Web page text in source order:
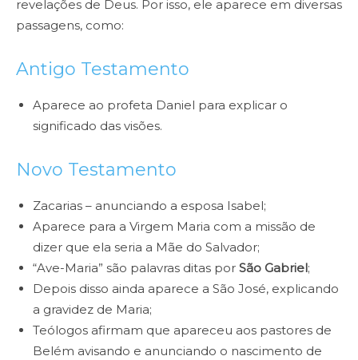
revelações de Deus. Por isso, ele aparece em diversas
passagens, como:
Antigo Testamento
Aparece ao profeta Daniel para explicar o
significado das visões.
Novo Testamento
Zacarias – anunciando a esposa Isabel;
Aparece para a Virgem Maria com a missão de
dizer que ela seria a Mãe do Salvador;
“Ave-Maria” são palavras ditas por São Gabriel;
Depois disso ainda aparece a São José, explicando
a gravidez de Maria;
Teólogos afirmam que apareceu aos pastores de
Belém avisando e anunciando o nascimento de